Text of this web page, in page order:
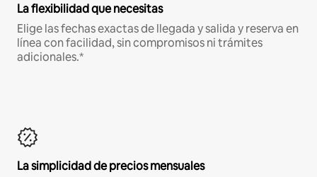
La flexibilidad que necesitas
Elige las fechas exactas de llegada y salida y reserva en
línea con facilidad, sin compromisos ni trámites
adicionales.*
La simplicidad de precios mensuales